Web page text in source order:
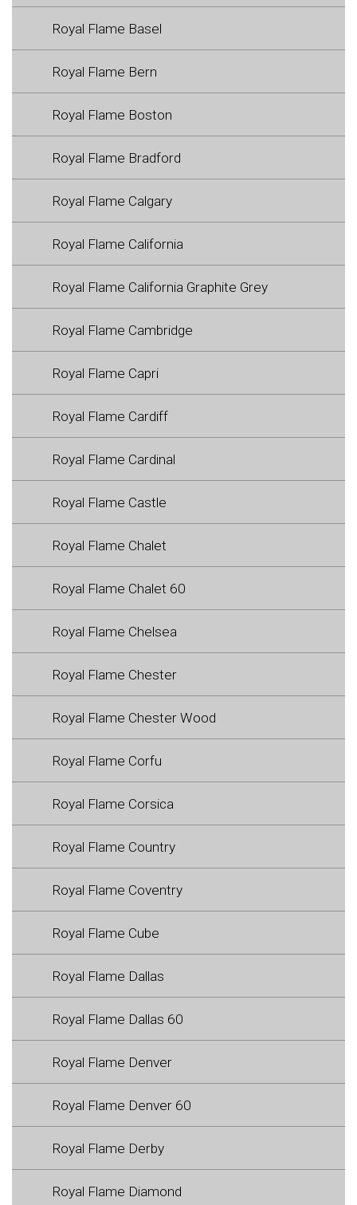
Royal Flame Basel
Royal Flame Bern
Royal Flame Boston
Royal Flame Bradford
Royal Flame Calgary
Royal Flame California
Royal Flame California Graphite Grey
Royal Flame Cambridge
Royal Flame Capri
Royal Flame Cardiff
Royal Flame Cardinal
Royal Flame Castle
Royal Flame Chalet
Royal Flame Chalet 60
Royal Flame Chelsea
Royal Flame Chester
Royal Flame Chester Wood
Royal Flame Corfu
Royal Flame Corsica
Royal Flame Country
Royal Flame Coventry
Royal Flame Cube
Royal Flame Dallas
Royal Flame Dallas 60
Royal Flame Denver
Royal Flame Denver 60
Royal Flame Derby
Royal Flame Diamond